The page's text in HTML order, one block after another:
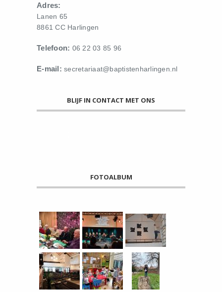
Adres:
Lanen 65
8861 CC Harlingen
Telefoon: 06 22 03 85 96
E-mail: secretariaat@baptistenharlingen.nl
BLIJF IN CONTACT MET ONS
FOTOALBUM